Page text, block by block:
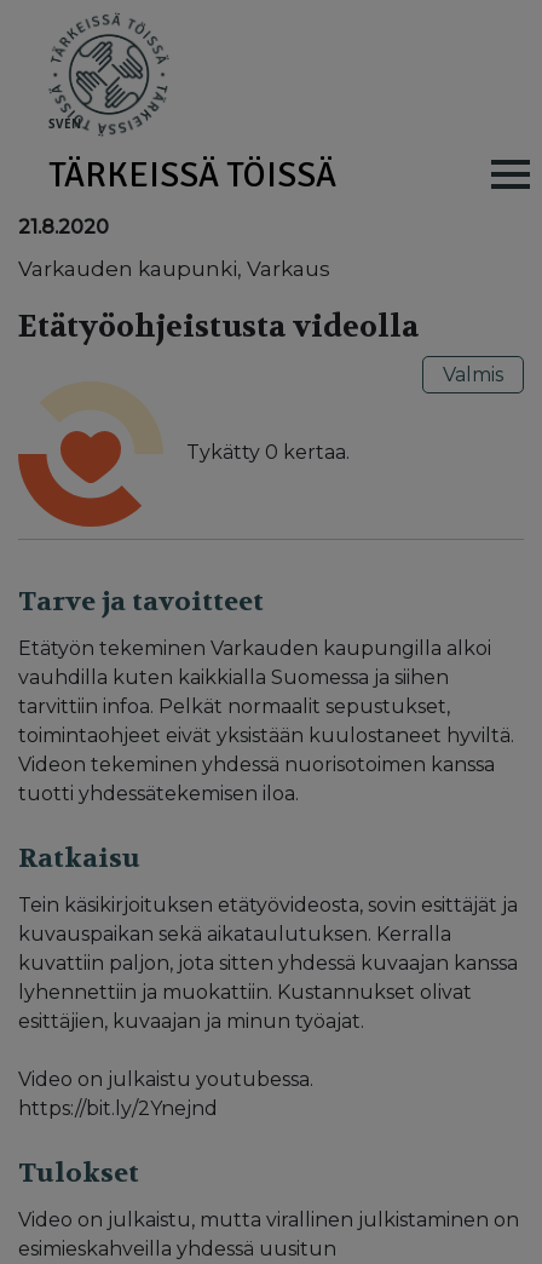
SVEN
TÄRKEISSÄ TÖISSÄ Main
21.8.2020
Varkauden kaupunki, Varkaus
Etätyöohjeistusta videolla
Tykätty 0 kertaa.
Valmis
Tarve ja tavoitteet
Etätyön tekeminen Varkauden kaupungilla alkoi
vauhdilla kuten kaikkialla Suomessa ja siihen
tarvittiin infoa. Pelkät normaalit sepustukset,
toimintaohjeet eivät yksistään kuulostaneet hyviltä.
Videon tekeminen yhdessä nuorisotoimen kanssa
tuotti yhdessätekemisen iloa.
Ratkaisu
Tein käsikirjoituksen etätyövideosta, sovin esittäjät ja
kuvauspaikan sekä aikataulutuksen. Kerralla
kuvattiin paljon, jota sitten yhdessä kuvaajan kanssa
lyhennettiin ja muokattiin. Kustannukset olivat
esittäjien, kuvaajan ja minun työajat.
Video on julkaistu youtubessa.
https://bit.ly/2Ynejnd
Tulokset
Video on julkaistu, mutta virallinen julkistaminen on
esimieskahveilla yhdessä uusitun